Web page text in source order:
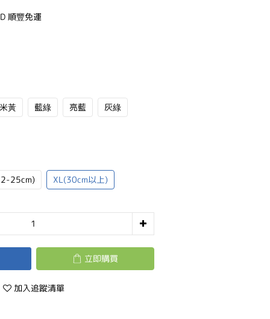
順豐免運
黃 藍綠 亮藍 灰綠
25cm) XL(30cm以上)
立即購買
加入追蹤清單